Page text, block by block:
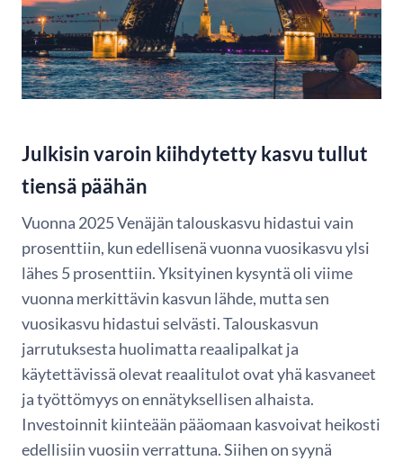
Julkisin varoin kiihdytetty kasvu tullut
tiensä päähän
Vuonna 2025 Venäjän talouskasvu hidastui vain
prosenttiin, kun edellisenä vuonna vuosikasvu ylsi
lähes 5 prosenttiin. Yksityinen kysyntä oli viime
vuonna merkittävin kasvun lähde, mutta sen
vuosikasvu hidastui selvästi. Talouskasvun
jarrutuksesta huolimatta reaalipalkat ja
käytettävissä olevat reaalitulot ovat yhä kasvaneet
ja työttömyys on ennätyksellisen alhaista.
Investoinnit kiinteään pääomaan kasvoivat heikosti
edellisiin vuosiin verrattuna. Siihen on syynä